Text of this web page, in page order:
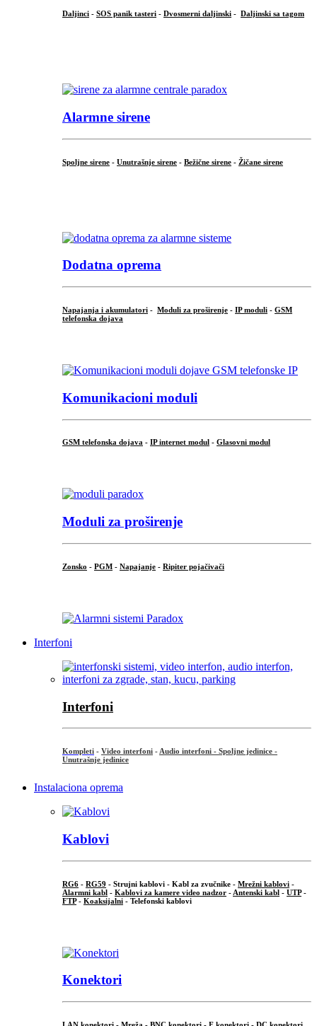
Daljinci - SOS panik tasteri - Dvosmerni daljinski - Daljinski sa tagom
Alarmne sirene
Spoljne sirene - Unutrašnje sirene - Bežične sirene - Žičane sirene
Dodatna oprema
Napajanja i akumulatori - Moduli za proširenje - IP moduli - GSM
telefonska dojava
Komunikacioni moduli
GSM telefonska dojava - IP internet modul - Glasovni modul
Moduli za proširenje
Zonsko - PGM - Napajanje - Ripiter pojačivači
Interfoni
Interfoni
Kompleti - Video interfoni - Audio interfoni - Spoljne jedinice -
Unutrašnje jedinice
Instalaciona oprema
Kablovi
RG6 - RG59 - Strujni kablovi - Kabl za zvučnike - Mrežni kablovi -
Alarmni kabl - Kablovi za kamere video nadzor - Antenski kabl - UTP-
FTP- Koaksijalni - Telefonski kablovi
Konektori